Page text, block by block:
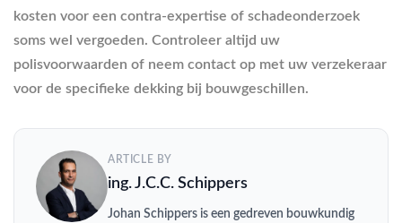
kosten voor een contra-expertise of schadeonderzoek
soms wel vergoeden. Controleer altijd uw
polisvoorwaarden of neem contact op met uw verzekeraar
voor de specifieke dekking bij bouwgeschillen.
ARTICLE BY
ing. J.C.C. Schippers
Johan Schippers is een gedreven bouwkundig